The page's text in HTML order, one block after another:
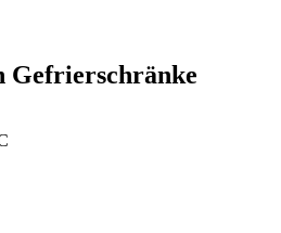
Gefrierschränke